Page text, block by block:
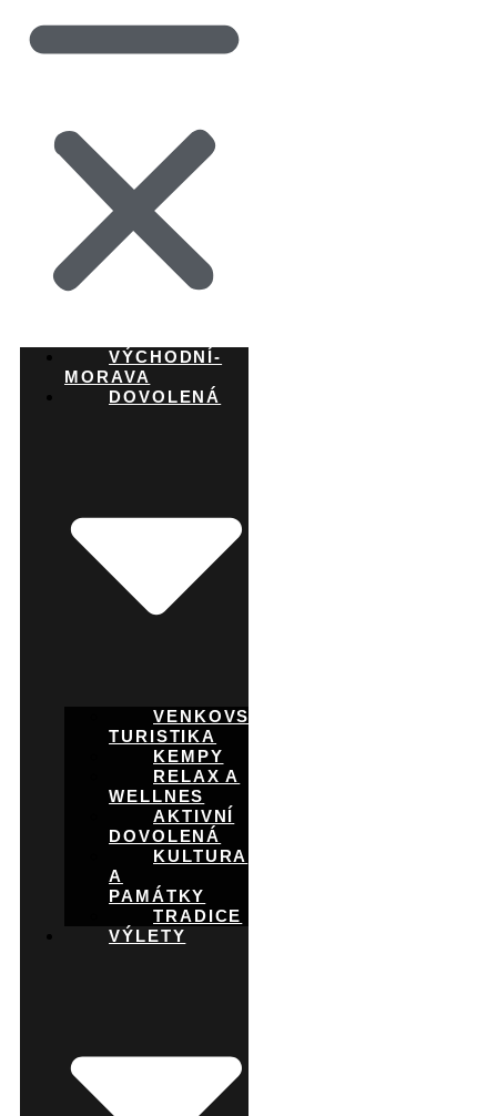
VÝCHODNÍ-
MORAVA
DOVOLENÁ
VENKOVSKÁ
TURISTIKA
KEMPY
RELAX A
WELLNES
AKTIVNÍ
DOVOLENÁ
KULTURA
A
PAMÁTKY
TRADICE
VÝLETY